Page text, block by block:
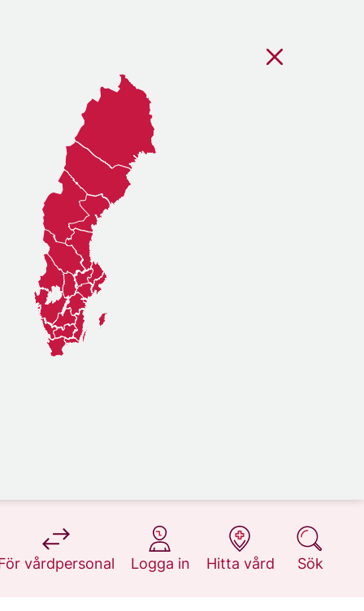
vårdpersonal
på 1177.se
Logga in
på 1177.se
Hitta vård
på 1177.se
Sök
på 1177.se